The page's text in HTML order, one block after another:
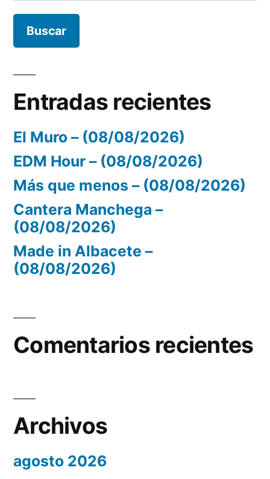
Entradas recientes
El Muro – (08/08/2026)
EDM Hour – (08/08/2026)
Más que menos – (08/08/2026)
Cantera Manchega –
(08/08/2026)
Made in Albacete –
(08/08/2026)
Comentarios recientes
Archivos
agosto 2026